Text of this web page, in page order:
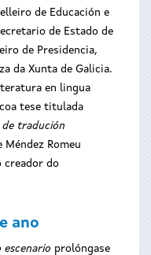
de Educación e
de Estado de
de Presidencia,
da Xunta de Galicia.
en lingua
tese titulada
tradución
Romeu
creador do
ano
escenario prolóngase